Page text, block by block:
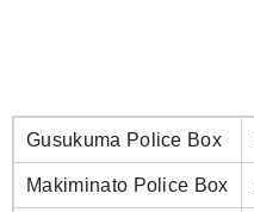
Gusukuma Police Box
Makiminato Police Box